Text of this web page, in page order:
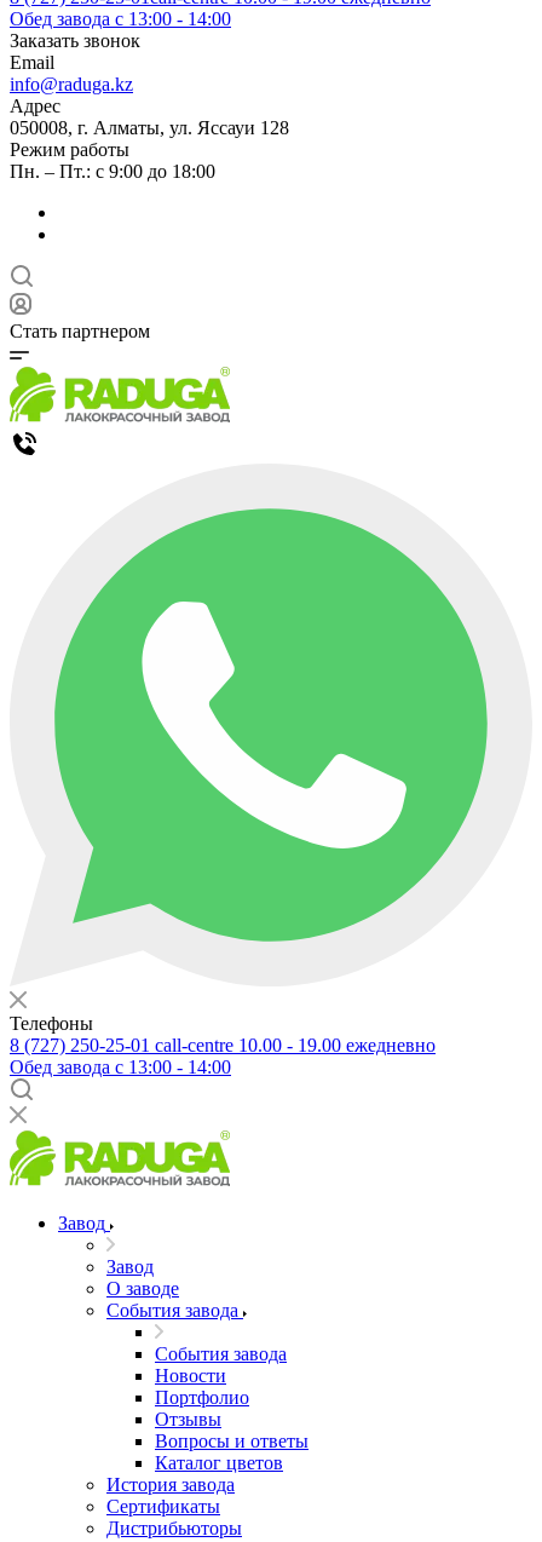
Обед завода с 13:00 - 14:00
Заказать звонок
Email
info@raduga.kz
Адрес
050008, г. Алматы, ул. Яссауи 128
Режим работы
Пн. – Пт.: с 9:00 до 18:00
Стать партнером
Телефоны
8 (727) 250-25-01 call-centre 10.00 - 19.00 ежедневно
Обед завода с 13:00 - 14:00
Завод
Завод
О заводе
События завода
События завода
Новости
Портфолио
Отзывы
Вопросы и ответы
Каталог цветов
История завода
Сертификаты
Дистрибьюторы